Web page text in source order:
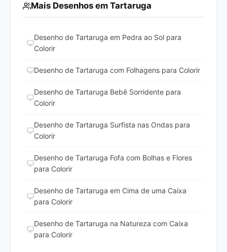
Mais Desenhos em Tartaruga
Desenho de Tartaruga em Pedra ao Sol para
Colorir
Desenho de Tartaruga com Folhagens para Colorir
Desenho de Tartaruga Bebê Sorridente para
Colorir
Desenho de Tartaruga Surfista nas Ondas para
Colorir
Desenho de Tartaruga Fofa com Bolhas e Flores
para Colorir
Desenho de Tartaruga em Cima de uma Caixa
para Colorir
Desenho de Tartaruga na Natureza com Caixa
para Colorir